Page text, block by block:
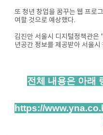
또 청년 창업을 꿈꾸는 웹 프로
여할 것으로 예상했다.
김진만 서울시 디지털정책관은
년공간 정보를 제공받아 서울
전체 내용은 아래
https://